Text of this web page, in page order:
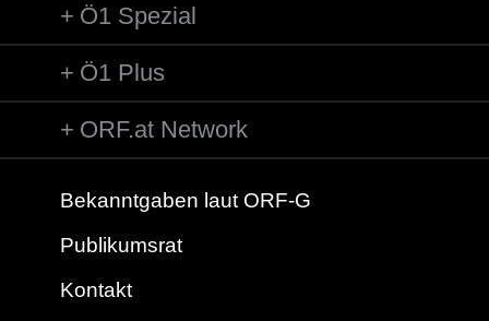
Ö1 Spezial
Ö1 Plus
ORF.at Network
Bekanntgaben laut ORF-G
Publikumsrat
Kontakt